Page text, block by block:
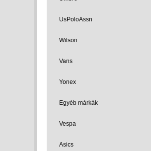
UsPoloAssn
Wilson
Vans
Yonex
Egyéb márkák
Vespa
Asics